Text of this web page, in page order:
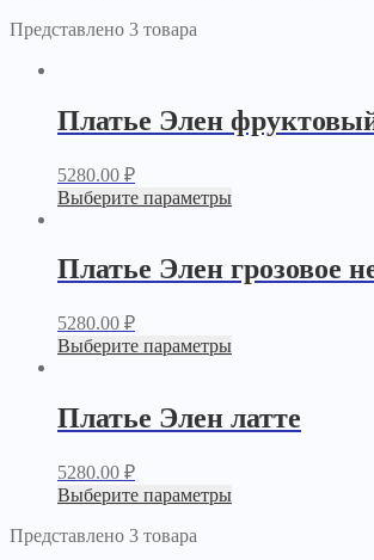
Представлено 3 товара
Платье Элен
5280.00 ₽
Выберите параметры
Платье Элен грозовое
5280.00 ₽
Выберите параметры
Платье Элен латте
5280.00 ₽
Выберите параметры
Представлено 3 товара